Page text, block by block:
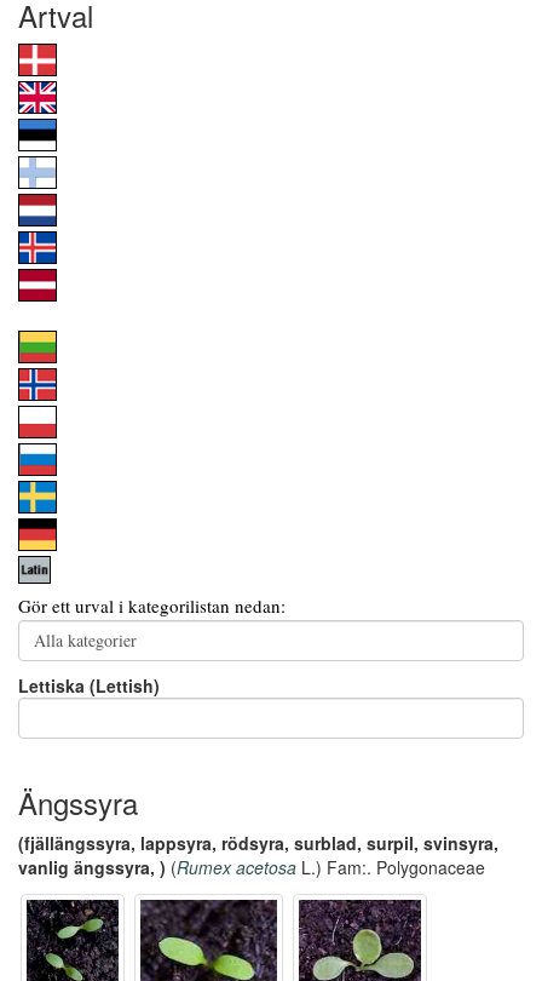
Artval
Gör ett urval i kategorilistan nedan:
Lettiska (Lettish)
Ängssyra
(fjällängssyra, lappsyra, rödsyra, surblad, surpil, svinsyra,
vanlig ängssyra, ) (Rumex acetosa L.) Fam:. Polygonaceae